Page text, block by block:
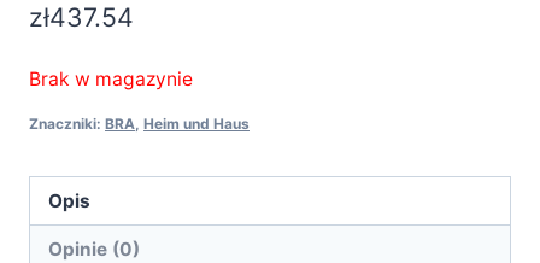
zł437.54
Brak w magazynie
Znaczniki: BRA, Heim und Haus
Opis
Opinie (0)